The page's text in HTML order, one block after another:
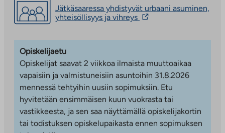
Länsisatamankatu 36 on vuonna 2017 valmistunut
moderni asumisoikeustalo Jätkäsaaren merellisessä
liikenneyhteyksien äärellä. Kaikki arjen peruspalvelut
sijaitsevat kävelyetäisyydellä, ja lähikauppa on kadun
toisella puolella. Alueen monipuoliset palvelut tuovat
arkeen lisää sujuvuutta ja vaihtoehtoja.
Lapsiperheille alue on erityisen toimiva, sillä päiväkoti
ja koulu sijaitsevat kävely etäisyydellä. Jätkäsaareen
Jätkäsaaressa yhdistyvät urbaani asuminen,
yhteisöllisyys ja vihreys Linkki
aukeaa
uuteen
välilehteen
Opiskelijaetu
Opiskelijat saavat 2 viikkoa ilmaista muuttoaikaa
vapaisiin ja valmistuneisiin asuntoihin 31.8.2026
mennessä tehtyihin uusiin sopimuksiin. Etu
hyvitetään ensimmäisen kuun vuokrasta tai
vastikkeesta, ja sen saa näyttämällä opiskelijakortin
tai todistuksen opiskelupaikasta ennen sopimuksen